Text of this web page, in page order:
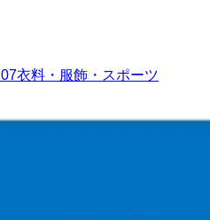
07衣料・服飾・スポーツ